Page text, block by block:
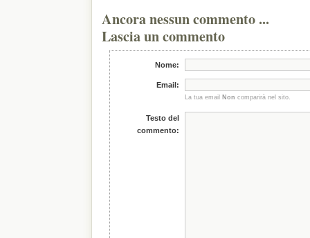
Ancora nessun commento ...
Lascia un commento
Nome:
Email:
La tua email Non comparirà nel sito.
Testo del
commento: